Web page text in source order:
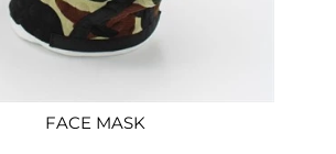
FACE MASK